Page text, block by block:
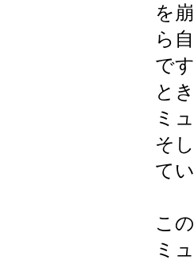
を
ら
で
と
ミ
そ
て
こ
ミ